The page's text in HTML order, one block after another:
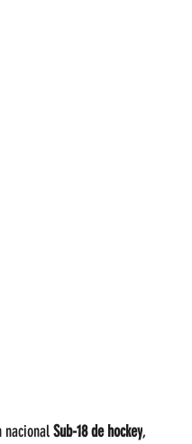
nacional Sub-18 de hockey,